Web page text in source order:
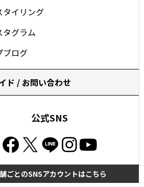
タイリング
タグラム
ブログ
ド / お問い合わせ
公式SNS
ごとのSNSアカウントはこちら